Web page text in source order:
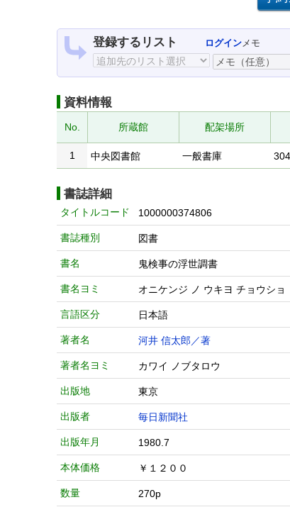
登録するリスト ログインメモ
資料情報
No. 所蔵館 配架場所
1
中央図書館 一般書庫
書誌詳細
タイトルコード 1000000374806
書誌種別 図書
書名 鬼検事の浮世調書
書名ヨミ オニケンジ ノ ウキヨ チョウショ
言語区分 日本語
著者名 河井 信太郎／著
著者名ヨミ カワイ ノブタロウ
出版地 東京
出版者 毎日新聞社
出版年月 1980.7
本体価格 ￥１２００
数量 270p